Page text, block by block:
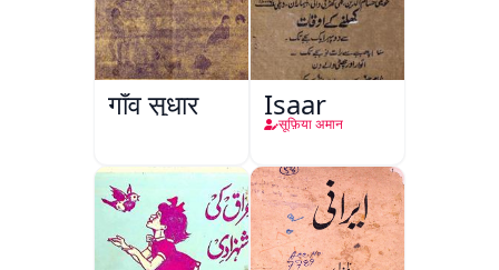
गाँव सुधार Isaar
सूफ़िया अमान